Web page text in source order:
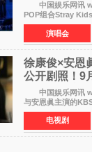
中国娱乐网讯
POP组合Stray
唱会全部售罄，为
社JYP娱乐透露，
29日及本月1至2日
演唱会
徐康俊×安恩
公开剧照！9
罗曼史来袭
中国娱乐网讯 www
与安恩眞主演的
于近日公开首波剧
播。 剧照中，徐
神中流露出复杂而
电视剧